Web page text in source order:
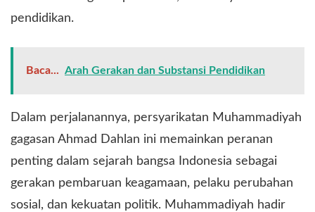
pendidikan.
Baca... Arah Gerakan dan Substansi Pendidikan
​Dalam perjalanannya, persyarikatan Muhammadiyah
gagasan Ahmad Dahlan ini memainkan peranan
penting dalam sejarah bangsa Indonesia sebagai
gerakan pembaruan keagamaan, pelaku perubahan
sosial, dan kekuatan politik. Muhammadiyah hadir